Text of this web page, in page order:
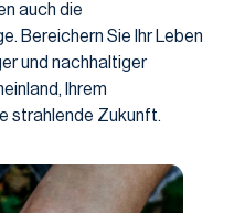
auch die
Bereichern Sie Ihr Leben
und nachhaltiger
Ihrem
strahlende Zukunft.